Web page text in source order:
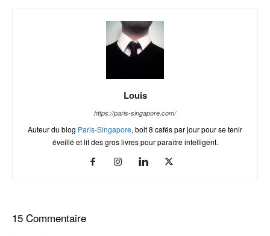
Louis
https://paris-singapore.com/
Auteur du blog Paris-Singapore, boit 8 cafés par jour pour se tenir
éveillé et lit des gros livres pour paraître intelligent.
15 Commentaire